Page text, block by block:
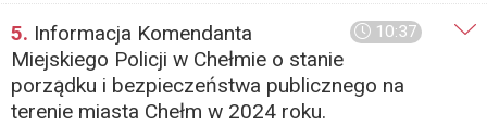
10:37
5. Informacja Komendanta
Miejskiego Policji w Chełmie o stanie
porządku i bezpieczeństwa publicznego na
terenie miasta Chełm w 2024 roku.